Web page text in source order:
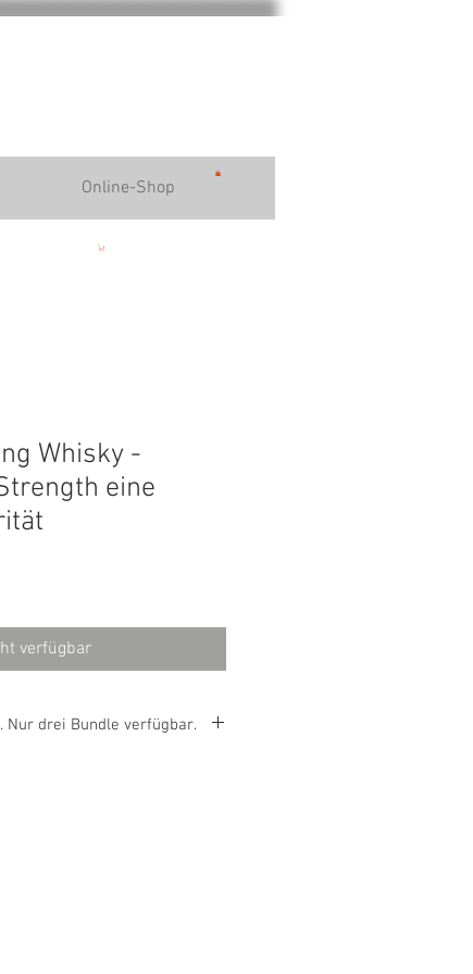
Online-Shop
Whisky -
eine
verfügbar
Nur drei Bundle verfügbar.